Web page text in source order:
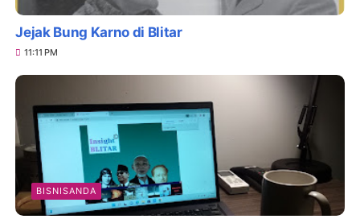
Jejak Bung Karno di Blitar
11:11 PM
BISNISANDA